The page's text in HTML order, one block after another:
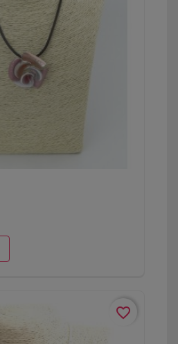
favorite_border